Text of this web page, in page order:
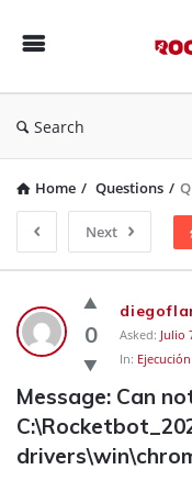
Search
Home / Questions /
Next
Rocketbot
Forum
Latest
Questions
0 Asked: Julio
In: Ejecución
Message: Can